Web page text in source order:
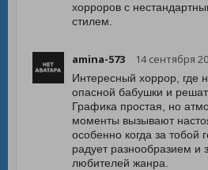
хорроров с
стилем.
amina-573 14 сентября
Интересный хоррор, где
опасной бабушки и
Графика простая, но
моменты вызывают
особенно когда за тобой
радует разнообразием и
любителей жанра.